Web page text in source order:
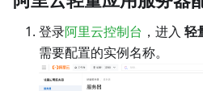
登录阿里云控制台 ，进入 轻
需要配置的实例名称。